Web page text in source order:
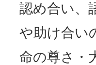
認め合い、
や助け合い
命の尊さ・